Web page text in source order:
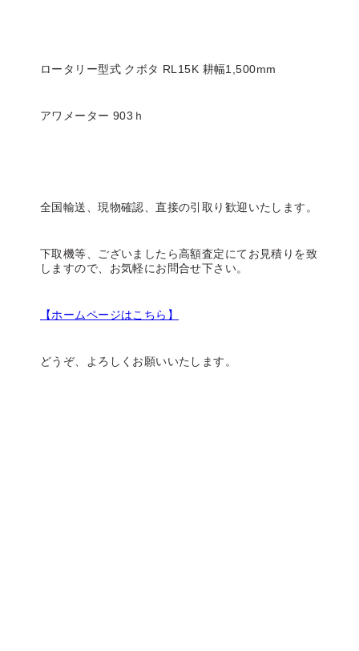
ロータリー型式 クボタ RL15K 耕幅1,500mm
アワメーター 903ｈ
全国輸送、現物確認、直接の引取り歓迎いたします。
下取機等、ございましたら高額査定にてお見積りを致
しますので、お気軽にお問合せ下さい。
【ホームページはこちら】
どうぞ、よろしくお願いいたします。